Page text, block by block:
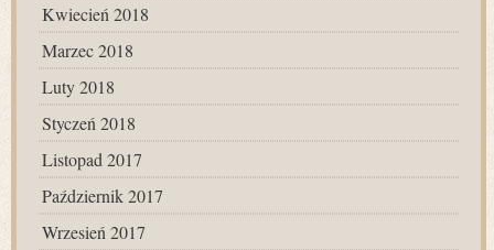
Kwiecień 2018
Marzec 2018
Luty 2018
Styczeń 2018
Listopad 2017
Październik 2017
Wrzesień 2017